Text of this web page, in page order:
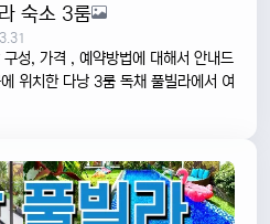
숙소 3룸
성, 가격 , 예약방법에 대해서 안내드